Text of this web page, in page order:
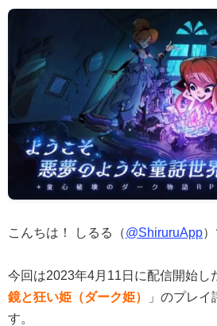
こんちは！ しるる（@ShiruruApp
今回は2023年4月11日に配信開始し
鏡と狂い姫（ダーク姫）
」のプレイ
す。